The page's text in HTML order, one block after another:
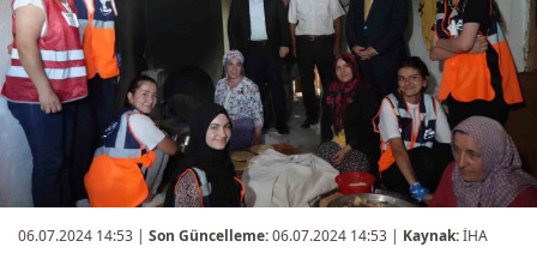
06.07.2024 14:53 | Son Güncelleme:06.07.2024 14:53 | Kaynak:İHA